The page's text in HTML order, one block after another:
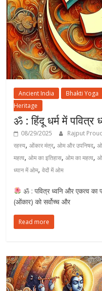
Ancient India Bhakti Yoga
Heritage
ॐ : हिंदू धर्म में
08/29/2025 Rajput
रहस्य,ओंकार मंत्र,ओम और उपनिषद,
महत्व,ओम का इतिहास,ओम का महत्व,
ध्यान में ओम,वेदों में ओम
ॐ : पवित्र ध्वनि और एकत्व का
(ओंकार) को सर्वोच्च और
Read more